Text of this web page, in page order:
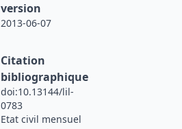
version
2013-06-07
Citation
bibliographique
doi:10.13144/lil-
0783
Etat civil mensuel